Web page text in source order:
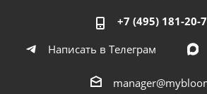
+7 (495) 181-20-
Написать в Телеграм